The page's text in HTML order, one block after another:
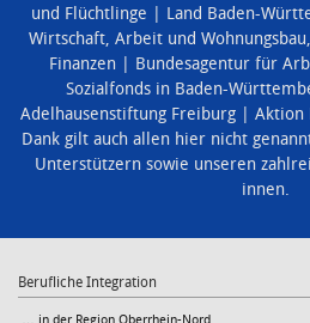
und Flüchtlinge
Land Baden-
Wirtschaft, Arbeit und Wohnungsbau,
Finanzen
Bundesagentur für
Sozialfonds in Baden-
Adelhausenstiftung Freiburg
Aktion
Dank gilt auch allen hier nicht
Unterstützern sowie unseren
innen.
Berufliche Integration
… in der Region Oberrhein-Nord